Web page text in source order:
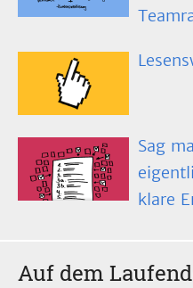
Sag
klare
Auf dem